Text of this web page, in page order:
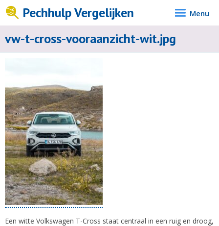
Pechhulp Vergelijken Menu
vw-t-cross-vooraanzicht-wit.jpg
Een witte Volkswagen T-Cross staat centraal in een ruig en droog,